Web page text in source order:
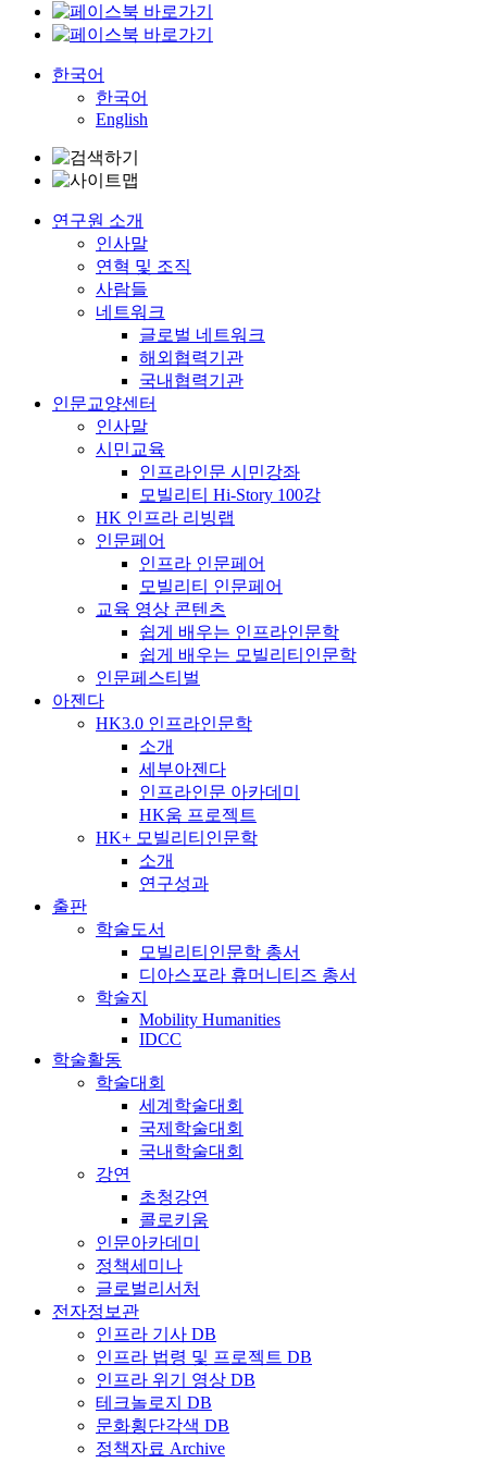
한국어
한국어
English
연구원 소개
인사말
연혁 및 조직
사람들
네트워크
글로벌 네트워크
해외협력기관
국내협력기관
인문교양센터
인사말
시민교육
인프라인문 시민강좌
모빌리티 Hi-Story 100강
HK 인프라 리빙랩
인문페어
인프라 인문페어
모빌리티 인문페어
교육 영상 콘텐츠
쉽게 배우는 인프라인문학
쉽게 배우는 모빌리티인문학
인문페스티벌
아젠다
HK3.0 인프라인문학
소개
세부아젠다
인프라인문 아카데미
HK움 프로젝트
HK+ 모빌리티인문학
소개
연구성과
출판
학술도서
모빌리티인문학 총서
디아스포라 휴머니티즈 총서
학술지
Mobility Humanities
IDCC
학술활동
학술대회
세계학술대회
국제학술대회
국내학술대회
강연
초청강연
콜로키움
인문아카데미
정책세미나
글로벌리서처
전자정보관
인프라 기사 DB
인프라 법령 및 프로젝트 DB
인프라 위기 영상 DB
테크놀로지 DB
문화횡단각색 DB
정책자료 Archive